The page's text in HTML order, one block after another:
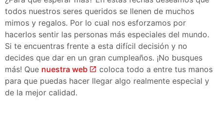
todos nuestros seres queridos se llenen de muchos
mimos y regalos. Por lo cual nos esforzamos por
hacerlos sentir las personas más especiales del mundo.
Si te encuentras frente a esta difícil decisión y no
decides que dar en un gran cumpleaños. ¡No busques
más! Que nuestra web
coloca todo a entre tus manos
para que puedas hacer llegar algo realmente especial y
de la mejor calidad.